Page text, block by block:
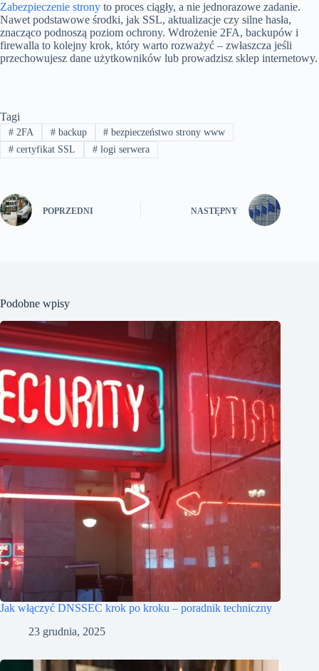
Zabezpieczenie strony to proces ciągły, a nie jednorazowe zadanie.
Nawet podstawowe środki, jak SSL, aktualizacje czy silne hasła,
znacząco podnoszą poziom ochrony. Wdrożenie 2FA, backupów i
firewalla to kolejny krok, który warto rozważyć – zwłaszcza jeśli
przechowujesz dane użytkowników lub prowadzisz sklep internetowy.
Tagi
#2FA #backup # bezpieczeństwo strony www
#certyfikat SSL #logi serwera
POPRZEDNI NASTĘPNY
Podobne wpisy
Jak włączyć DNSSEC krok po kroku – poradnik techniczny
23 grudnia, 2025